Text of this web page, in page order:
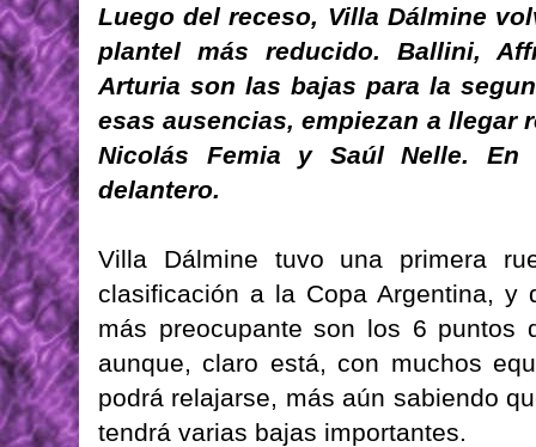
Luego del receso, Villa Dálmine
plantel más reducido. Ballini,
Arturia son las bajas para la
esas ausencias, empiezan a llegar
Nicolás Femia y Saúl Nelle.
delantero.
Villa Dálmine tuvo una primera
clasificación a la Copa Argentina,
más preocupante son los 6 puntos
aunque, claro está, con muchos
podrá relajarse, más aún sabiendo
tendrá varias bajas importantes.